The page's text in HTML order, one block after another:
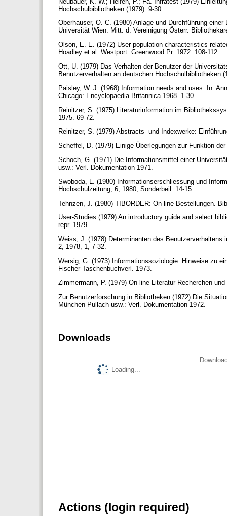
Hochschulbibliotheken (1979). 9-30.
Oberhauser, O. C. (1980) Anlage und Durchführung
Universität Wien. Mitt. d. Vereinigung Österr.
Olson, E. E. (1972) User population characteristics
Hoadley et al. Westport: Greenwood Pr. 1972. 108-112.
Ott, U. (1979) Das Verhalten der Benutzer der
Benutzerverhalten an deutschen Hochschulbibliotheken
Paisley, W. J. (1968) Information needs and uses. In:
Chicago: Encyclopaedia Britannica 1968. 1-30.
Reinitzer, S. (1975) Literaturinformation im
1975. 69-72.
Reinitzer, S. (1979) Abstracts- und Indexwerke:
Scheffel, D. (1979) Einige Überlegungen zur Funktion
Schoch, G. (1971) Die Informationsmittel einer
usw.: Verl. Dokumentation 1971.
Swoboda, L. (1980) Informationserschliessung und
Hochschulzeitung, 6, 1980, Sonderbeil. 14-15.
Tehnzen, J. (1980) TIBORDER: On-line-Bestellungen.
User-Studies (1979) An introductory guide and select
repr. 1979.
Weiss, J. (1978) Determinanten des
2, 1978, 1, 7-32.
Wersig, G. (1973) Informationssoziologie: Hinweise zu
Fischer Taschenbuchverl. 1973.
Zimmermann, P. (1979) On-line-Literatur-Recherchen
Zur Benutzerforschung in Bibliotheken (1972) Die
München-Pullach usw.: Verl. Dokumentation 1972.
Downloads
Loading...
Actions (login required)